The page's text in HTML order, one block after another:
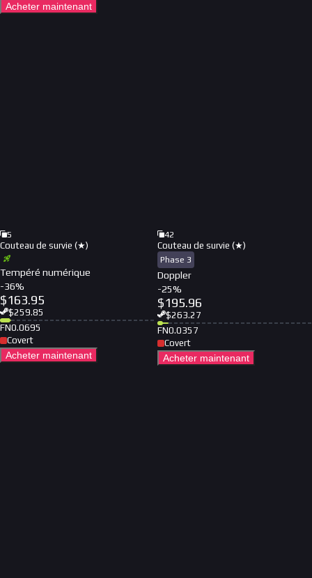
Acheter maintenant
5
Couteau de survie (★)
Tempéré numérique
-36%
$163.95
$259.85
FN0.0695
Covert
Acheter maintenant
42
Couteau de survie (★)
Phase 3
Doppler
-25%
$195.96
$263.27
FN0.0357
Covert
Acheter maintenant